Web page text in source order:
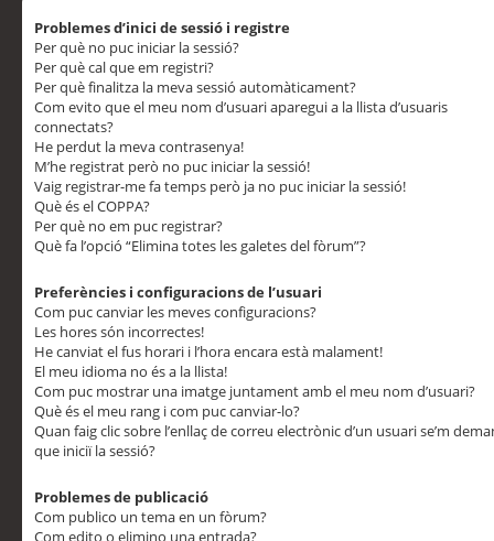
Problemes d’inici de sessió i registre
Per què no puc iniciar la sessió?
Per què cal que em registri?
Per què finalitza la meva sessió automàticament?
Com evito que el meu nom d’usuari aparegui a la llista d’usuaris
connectats?
He perdut la meva contrasenya!
M’he registrat però no puc iniciar la sessió!
Vaig registrar-me fa temps però ja no puc iniciar la sessió!
Què és el COPPA?
Per què no em puc registrar?
Què fa l’opció “Elimina totes les galetes del fòrum”?
Preferències i configuracions de l’usuari
Com puc canviar les meves configuracions?
Les hores són incorrectes!
He canviat el fus horari i l’hora encara està malament!
El meu idioma no és a la llista!
Com puc mostrar una imatge juntament amb el meu nom d’usuari?
Què és el meu rang i com puc canviar-lo?
Quan faig clic sobre l’enllaç de correu electrònic d’un usuari se’m
que iniciï la sessió?
Problemes de publicació
Com publico un tema en un fòrum?